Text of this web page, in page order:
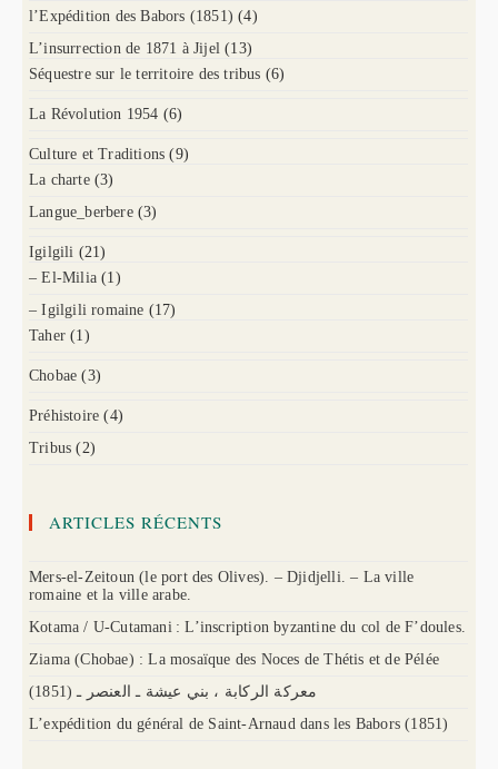
l’Expédition des Babors (1851) (4)
L’insurrection de 1871 à Jijel (13)
Séquestre sur le territoire des tribus (6)
La Révolution 1954 (6)
Culture et Traditions (9)
La charte (3)
Langue_berbere (3)
Igilgili (21)
– El-Milia (1)
– Igilgili romaine (17)
Taher (1)
Chobae (3)
Préhistoire (4)
Tribus (2)
ARTICLES RÉCENTS
Mers-el-Zeitoun (le port des Olives). – Djidjelli. – La ville
romaine et la ville arabe.
Kotama / U-Cutamani : L’inscription byzantine du col de F’doules.
Ziama (Chobae) : La mosaïque des Noces de Thétis et de Pélée
(1851) معركة الركابة ، بني عيشة ـ العنصر ـ
L’expédition du général de Saint-Arnaud dans les Babors (1851)